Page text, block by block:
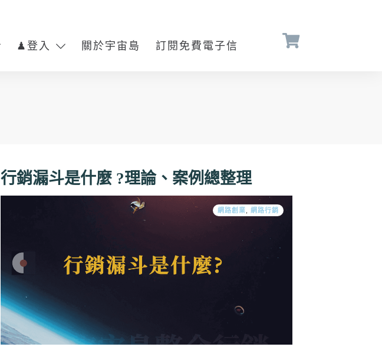
♟登入 關於宇宙島 訂閱免費電子信
行銷漏斗是什麼 ?理論、案例總整理
網路創業 網路行銷